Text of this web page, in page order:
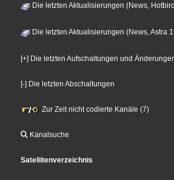
Die letzten Aktualisierungen (News,
Die letzten Aktualisierungen (News, Astra
[+] Die letzten Aufschaltungen und
[-] Die letzten Abschaltungen
Zur Zeit nicht codierte Kanäle (7)
Kanalsuche
Sateliitenverzeichnis